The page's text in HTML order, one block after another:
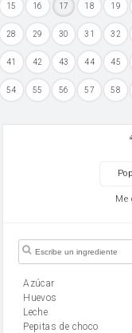
15 16 17 18 19
28 29 30 31 32
41 42 43 44 45
54 55 56 57 58
Me
Azúcar
huevos
leche
Pepitas de choco